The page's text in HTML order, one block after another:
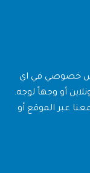
خصوصي في اي
أو وجهاً لوجه.
عبر الموقع أو